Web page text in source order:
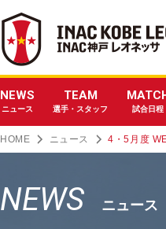
NEWS
ニュース
TEAM
選手・スタッフ 試合日程
HOME ニュース 4・5月度
NEWS ニュース